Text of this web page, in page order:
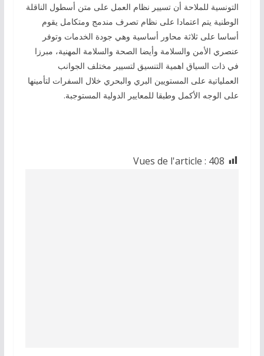
التونسية للملاحة أن تسيير نظام العمل على متن أسطول الناقلة
الوطنية يتم اعتمادا على نظام تصرف مندمج ومتكامل يقوم
أساسا على ثلاثة محاور أساسية وهي جودة الخدمات وتوفر
عنصري الأمن والسلامة وأيضا الصحة والسلامة المهنية، مبرزا
في ذات السياق اهمية التنسيق لتسيير مختلف الجوانب
العملياتية على المستويين البري والبحري خلال السفرات لتأمينها
على الوجه الأكمل وطبقا للمعايير الدولية المستوجبة.
Vues de l'article : 408